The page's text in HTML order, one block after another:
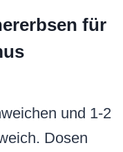
für
und 1-2
Dosen